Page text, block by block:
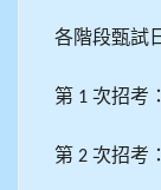
各階段甄試
第 1 次招考：
第 2 次招考：